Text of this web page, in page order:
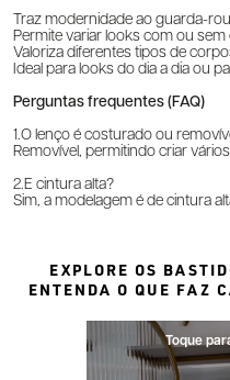
Traz modernidade ao guarda-
Permite variar looks com ou sem
Valoriza diferentes tipos de
Ideal para looks do dia a dia ou
Perguntas frequentes (FAQ)
1.O lenço é costurado ou
Removível, permitindo criar
2.É cintura alta?
Sim, a modelagem é de cintura
EXPLORE OS
ENTENDA O QUE FAZ